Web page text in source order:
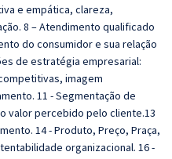
e empática, clareza,
8 – Atendimento qualificado
do consumidor e sua relação
de estratégia empresarial:
imagem
11 - Segmentação de
valor percebido pelo cliente.13
14 - Produto, Preço, Praça,
organizacional. 16 -